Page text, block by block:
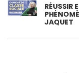
RÉUSSIR
JAQUET